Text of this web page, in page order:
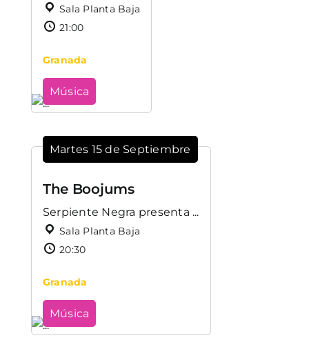
Sala Planta Baja
21:00
Granada
Música
Martes 15 de Septiembre
The Boojums
Serpiente Negra presenta ...
Sala Planta Baja
20:30
Granada
Música